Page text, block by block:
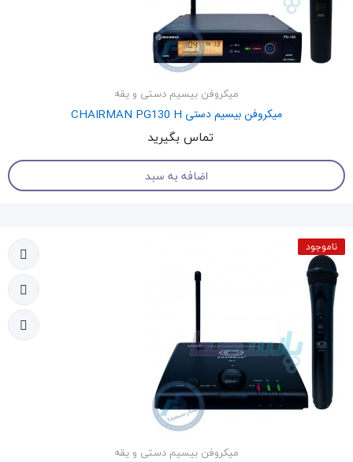
میکروفن بیسیم دستی و یقه
میکروفن بیسیم دستی CHAIRMAN PG130 H
تماس بگیرید
اضافه به سبد
ناموجود
میکروفن بیسیم دستی و یقه